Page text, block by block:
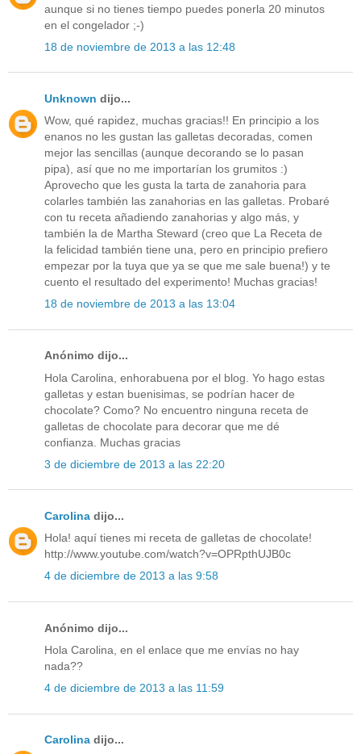
aunque si no tienes tiempo puedes ponerla 20 minutos
en el congelador ;-)
18 de noviembre de 2013 a las 12:48
Unknown dijo...
Wow, qué rapidez, muchas gracias!! En principio a los
enanos no les gustan las galletas decoradas, comen
mejor las sencillas (aunque decorando se lo pasan
pipa), así que no me importarían los grumitos :)
Aprovecho que les gusta la tarta de zanahoria para
colarles también las zanahorias en las galletas. Probaré
con tu receta añadiendo zanahorias y algo más, y
también la de Martha Steward (creo que La Receta de
la felicidad también tiene una, pero en principio prefiero
empezar por la tuya que ya se que me sale buena!) y te
cuento el resultado del experimento! Muchas gracias!
18 de noviembre de 2013 a las 13:04
Anónimo dijo...
Hola Carolina, enhorabuena por el blog. Yo hago estas
galletas y estan buenisimas, se podrían hacer de
chocolate? Como? No encuentro ninguna receta de
galletas de chocolate para decorar que me dé
confianza. Muchas gracias
3 de diciembre de 2013 a las 22:20
Carolina dijo...
Hola! aquí tienes mi receta de galletas de chocolate!
http://www.youtube.com/watch?v=OPRpthUJB0c
4 de diciembre de 2013 a las 9:58
Anónimo dijo...
Hola Carolina, en el enlace que me envías no hay
nada??
4 de diciembre de 2013 a las 11:59
Carolina dijo...